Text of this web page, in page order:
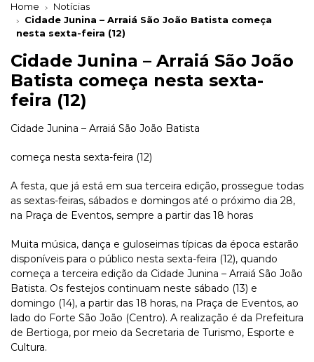
Home
Notícias
Cidade Junina – Arraiá São João Batista começa
nesta sexta-feira (12)
Cidade Junina – Arraiá São João
Batista começa nesta sexta-
feira (12)
Cidade Junina – Arraiá São João Batista
começa nesta sexta-feira (12)
A festa, que já está em sua terceira edição, prossegue todas
as sextas-feiras, sábados e domingos até o próximo dia 28,
na Praça de Eventos, sempre a partir das 18 horas
Muita música, dança e guloseimas típicas da época estarão
disponíveis para o público nesta sexta-feira (12), quando
começa a terceira edição da Cidade Junina – Arraiá São João
Batista. Os festejos continuam neste sábado (13) e
domingo (14), a partir das 18 horas, na Praça de Eventos, ao
lado do Forte São João (Centro). A realização é da Prefeitura
de Bertioga, por meio da Secretaria de Turismo, Esporte e
Cultura.